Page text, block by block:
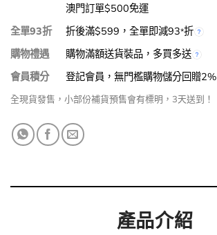
澳門訂單$500免運
全單93折
折後滿$599，全單即減93*折
購物禮遇
購物滿額送貨裝品，多買多送
會員積分
登記會員，無門檻購物儲分回贈2%
全現貨發售，小部份補貨預售會有標明，3天送到！
產品介紹